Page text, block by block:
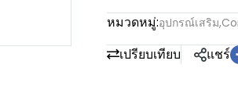
หมวดหมู่:อุปกรณ์เสริม,
เปรียบเทียบ แชร์